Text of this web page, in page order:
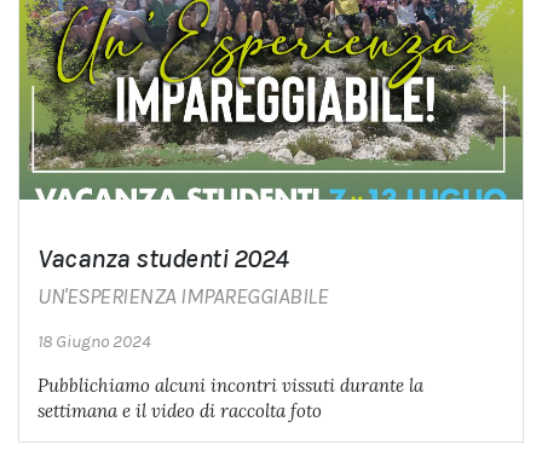
Vacanza studenti 2024
UN'ESPERIENZA IMPAREGGIABILE
18 Giugno 2024
Pubblichiamo alcuni incontri vissuti durante la
settimana e il video di raccolta foto